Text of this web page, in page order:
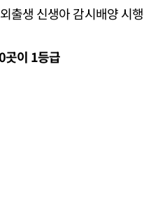
출생 신생아 감시배양 시
이 1등급